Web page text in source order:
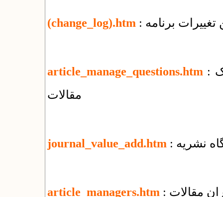
(change_log).htm برنامه
article_manage_questions.htm : پرسش‌های بنیادی درباره‌ی مدیریت الکترونیک
مقالات
journal_value_add.htm نشریه
article_managers.htm مقالات